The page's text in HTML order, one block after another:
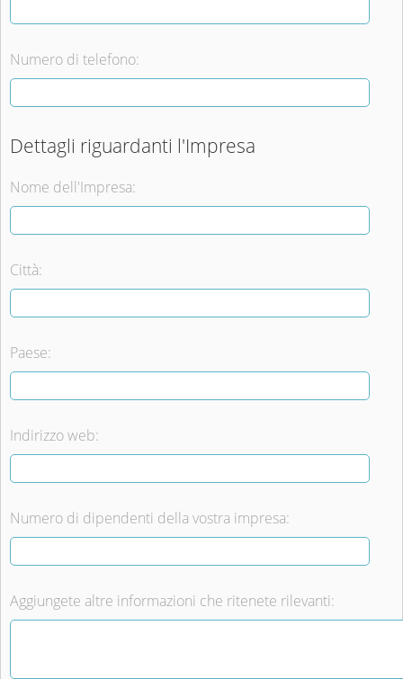
Numero di telefono:
Dettagli riguardanti l'Impresa
Nome dell'Impresa:
Città:
Paese:
Indirizzo web:
Numero di dipendenti della vostra impresa:
Aggiungete altre informazioni che ritenete rilevanti: